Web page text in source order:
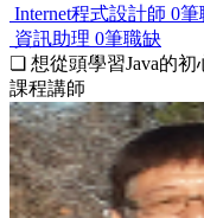
Internet程式設計師 0筆
資訊助理 0筆職缺
❏ 想從頭學習Java的
課程講師